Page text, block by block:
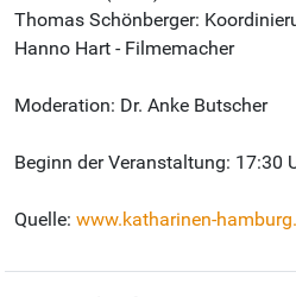
Thomas Schönberger:
Hanno Hart - Filmemacher
Moderation: Dr. Anke Butscher
Beginn der Veranstaltung: 17:30
Quelle: www.katharinen-